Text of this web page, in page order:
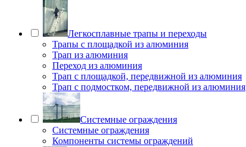
Легкосплавные трапы и переходы
Трапы с площадкой из алюминия
Трап из алюминия
Переход из алюминия
Трап с площадкой, передвижной из алюминия
Трап с подмостком, передвижной из алюминия
Системные ограждения
Системные ограждения
Компоненты системы ограждений